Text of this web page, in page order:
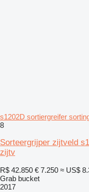
s1202D sortiergreifer
8
Sorteergrijper zijtveld
zijtv
R$ 42.850 € 7.250 ≈ US$
Grab bucket
2017